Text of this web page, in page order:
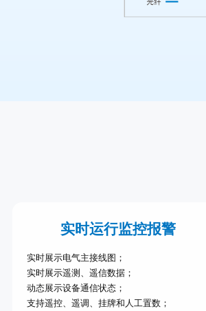
实时运行监控报警
实时展示电气主接线图；
实时展示遥测、遥信数据；
动态展示设备通信状态；
支持遥控、遥调、挂牌和人工置数；